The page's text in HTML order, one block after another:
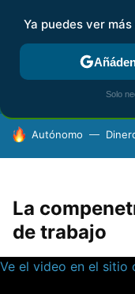
FISCALIDAD Y
HOY SE HABLA DE
Autónomo
La
de trabajo
Ve el video en el sitio
Ya puedes ver
Solo